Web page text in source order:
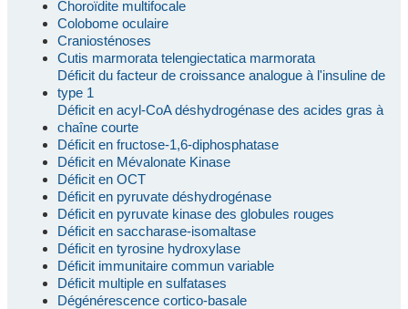
Choroïdite multifocale
Colobome oculaire
Craniosténoses
Cutis marmorata telengiectatica marmorata
Déficit du facteur de croissance analogue à l'insuline de
type 1
Déficit en acyl-CoA déshydrogénase des acides gras à
chaîne courte
Déficit en fructose-1,6-diphosphatase
Déficit en Mévalonate Kinase
Déficit en OCT
Déficit en pyruvate déshydrogénase
Déficit en pyruvate kinase des globules rouges
Déficit en saccharase-isomaltase
Déficit en tyrosine hydroxylase
Déficit immunitaire commun variable
Déficit multiple en sulfatases
Dégénérescence cortico-basale